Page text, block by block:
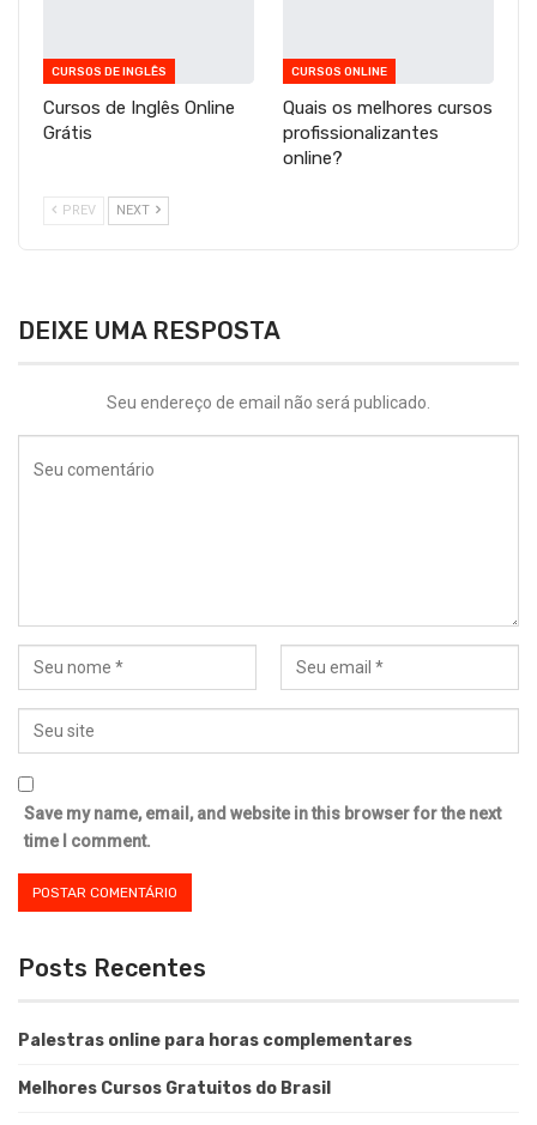
CURSOS DE INGLÊS
Cursos de Inglês Online
Grátis
CURSOS ONLINE
Quais os melhores cursos
profissionalizantes
online?
PREV NEXT
DEIXE UMA RESPOSTA
Seu endereço de email não será publicado.
Save my name, email, and website in this browser for the next
time I comment.
Posts Recentes
Palestras online para horas complementares
Melhores Cursos Gratuitos do Brasil